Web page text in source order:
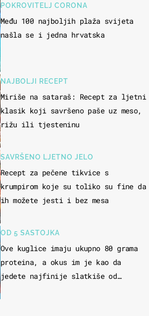
POKROVITELJ CORONA
Među 100 najboljih plaža svijeta
našla se i jedna hrvatska
NAJBOLJI RECEPT
Miriše na sataraš: Recept za ljetni
klasik koji savršeno paše uz meso,
rižu ili tjesteninu
SAVRŠENO LJETNO JELO
Recept za pečene tikvice s
krumpirom koje su toliko su fine da
ih možete jesti i bez mesa
OD 5 SASTOJKA
Ove kuglice imaju ukupno 80 grama
proteina, a okus im je kao da
jedete najfinije slatkiše od